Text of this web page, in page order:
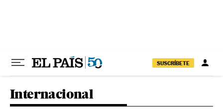
SUSCRÍBETE
Internacional